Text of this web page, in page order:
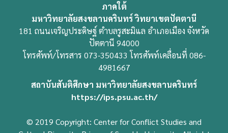
ภาคใต้
มหาวิทยาลัยสงขลานครินทร์ วิทยาเขตปัตตานี
181 ถนนเจริญประดิษฐ์ ตำบลรูสะมิแล อำเภอเมือง จังหวัด
ปัตตานี 94000
โทรศัพท์/โทรสาร 073-350433 โทรศัพท์เคลื่อนที่ 086-
4981667
สถาบันสันติศึกษา มหาวิทยาลัยสงขลานครินทร์
https://ips.psu.ac.th/
© 2019 Copyright: Center for Conflict Studies and